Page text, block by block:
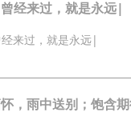
经来过，就是永远|
来过，就是永远|
，雨中送别；饱含